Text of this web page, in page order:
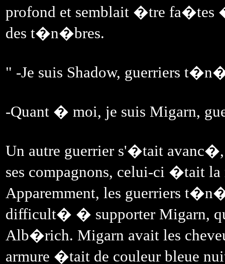
profond et semblait �tre fa�tes
des t�n�bres.
" -Je suis Shadow, guerriers
-Quant � moi, je suis Migarn,
Un autre guerrier s'�tait
ses compagnons, celui-ci �tait
Apparemment, les guerriers
difficult� � supporter Migarn,
Alb�rich. Migarn avait les
armure �tait de couleur bleue